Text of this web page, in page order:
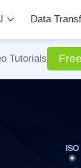
Data
Tutorials